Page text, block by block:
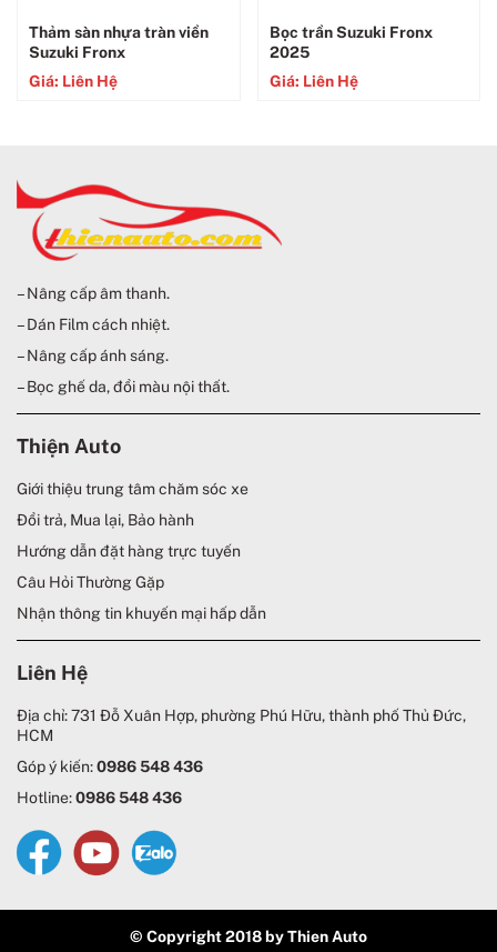
Thảm sàn nhựa tràn viền
Suzuki Fronx
Giá: Liên Hệ
Bọc trần Suzuki Fronx
2025
Giá: Liên Hệ
– Nâng cấp âm thanh.
– Dán Film cách nhiệt.
– Nâng cấp ánh sáng.
– Bọc ghế da, đổi màu nội thất.
Thiện Auto
Giới thiệu trung tâm chăm sóc xe
Đổi trả, Mua lại, Bảo hành
Hướng dẫn đặt hàng trực tuyến
Câu Hỏi Thường Gặp
Nhận thông tin khuyến mại hấp dẫn
Liên Hệ
Địa chỉ: 731 Đỗ Xuân Hợp, phường Phú Hữu, thành phố Thủ Đức,
HCM
Góp ý kiến:0986 548 436
Hotline:0986 548 436
© Copyright 2018 by Thien Auto